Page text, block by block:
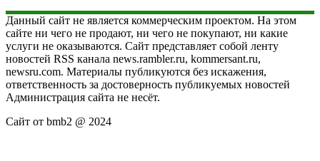
Данный сайт не является коммерческим проектом. На этом
сайте ни чего не продают, ни чего не покупают, ни какие
услуги не оказываются. Сайт представляет собой ленту
новостей RSS канала news.rambler.ru, kommersant.ru,
newsru.com. Материалы публикуются без искажения,
ответственность за достоверность публикуемых новостей
Администрация сайта не несёт.
Сайт от bmb2 @ 2024